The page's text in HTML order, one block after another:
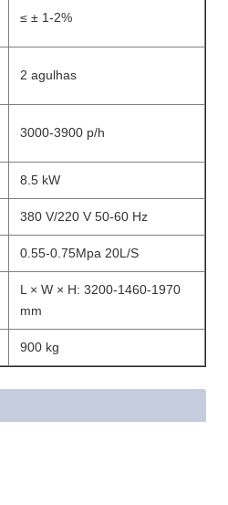
≤ ± 1-2%
2 agulhas
3000-3900 p/h
8.5 kW
380 V/220 V 50-60 Hz
0.55-0.75Mpa 20L/S
L × W × H: 3200-1460-1970
mm
900 kg